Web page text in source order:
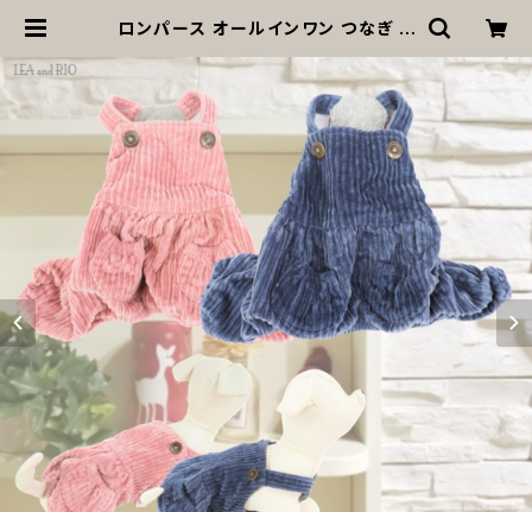
ロンパース オールインワン つなぎ ir
ウェア ドッグ ウェア ドッグウエア 犬
猫 ペット 服 犬服 猫服 犬洋服 猫洋服
犬の洋服 猫の洋服 洋服 女の子 男の
子 かわいい 可愛い おしゃれ 返品交
換不可 | MOANA